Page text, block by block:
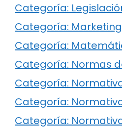
Categoría:
Categoría:
Categoría:
Categoría: Normas
Categoría:
Categoría:
Categoría: